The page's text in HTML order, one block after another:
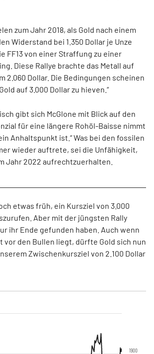
zum Jahr 2018, als Gold nach einem
Widerstand bei 1.350 Dollar je Unze
FF13 von einer Straffung zu einer
Diese Rallye brachte das Metall auf
2.060 Dollar. Die Bedingungen scheinen
auf 3.000 Dollar zu hieven.“
gibt sich McGlone mit Blick auf den
für eine längere Rohöl-Baisse nimmt
Anhaltspunkt ist.“ Was bei den fossilen
wieder auftrete, sei die Unfähigkeit,
Jahr 2022 aufrechtzuerhalten.
etwas früh, ein Kursziel von 3.000
Aber mit der jüngsten Rally
ihr Ende gefunden haben. Auch wenn
vor den Bullen liegt, dürfte Gold sich nun
Zwischenkursziel von 2.100 Dollar
1900